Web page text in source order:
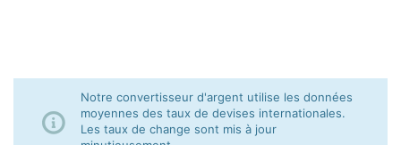
Notre convertisseur d'argent utilise les données
moyennes des taux de devises internationales.
Les taux de change sont mis à jour